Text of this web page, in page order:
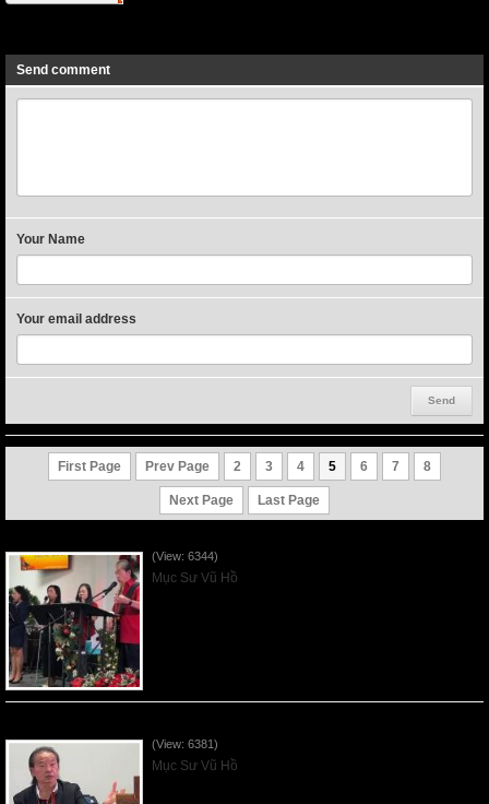
Send comment
Your Name
Your email address
First Page Prev Page 2 3 4 5 6 7 8
Next Page Last Page
(View: 6344)
Mục Sư Vũ Hồ
(View: 6381)
Mục Sư Vũ Hồ